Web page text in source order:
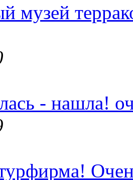
музей
- нашла!